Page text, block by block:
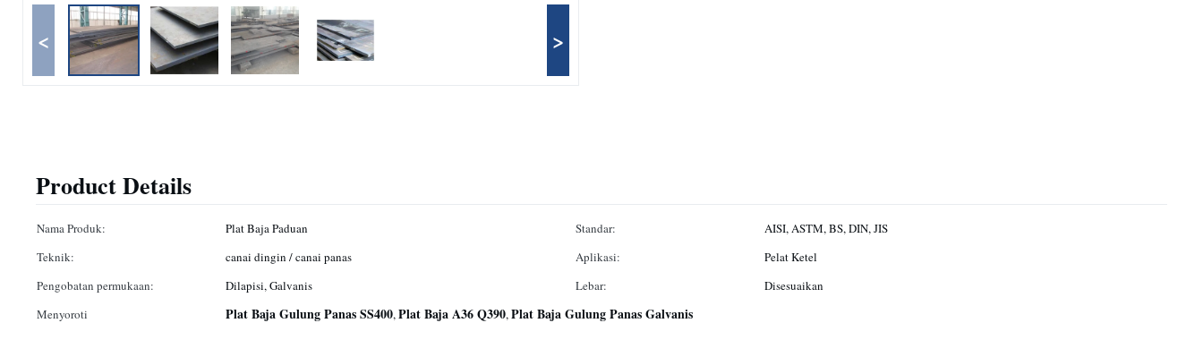
< >
Product Details
Nama Produk: Plat Baja Paduan Standar:
AISI, ASTM, BS, DIN, JIS
Teknik:
canai dingin / canai panas Aplikasi:
Pelat Ketel
Pengobatan permukaan:
Dilapisi, Galvanis Lebar:
Disesuaikan
Menyoroti
Plat Baja Gulung Panas SS400,Plat Baja A36 Q390,Plat Baja Gulung Panas Galvanis